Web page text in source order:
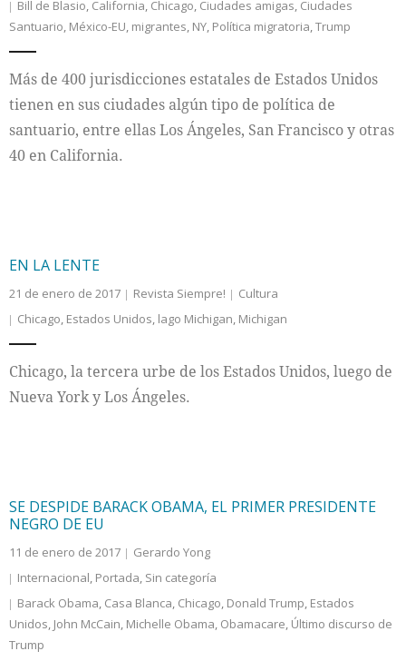
Bill de Blasio, California, Chicago, Ciudades amigas, Ciudades
Santuario, México-EU, migrantes, NY, Política migratoria,Trump
Más de 400 jurisdicciones estatales de Estados Unidos
tienen en sus ciudades algún tipo de política de
santuario, entre ellas Los Ángeles, San Francisco y otras
40 en California.
EN LA LENTE
21 de enero de 2017 Revista Siempre!
Cultura
Chicago, Estados Unidos, lago Michigan, Michigan
Chicago, la tercera urbe de los Estados Unidos, luego de
Nueva York y Los Ángeles.
SE DESPIDE BARACK OBAMA, EL PRIMER PRESIDENTE
NEGRO DE EU
11 de enero de 2017
Gerardo Yong
Internacional, Portada, Sin categoría
Barack Obama, Casa Blanca, Chicago, Donald Trump, Estados
Unidos, John McCain, Michelle Obama, Obamacare, Último discurso de
Trump